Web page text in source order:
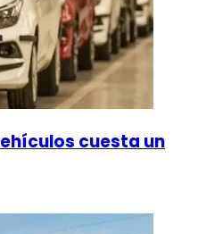
cuesta un